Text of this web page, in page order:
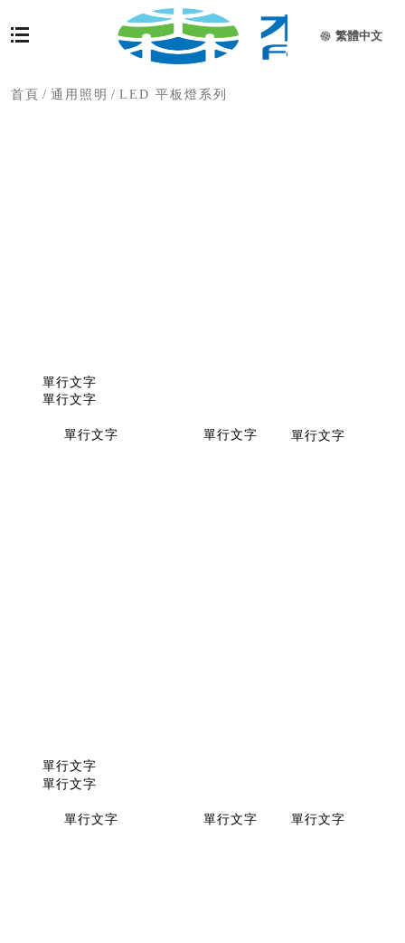
繁體中文
首頁 / 通用照明 / LED 平板燈系列
單行文字
單行文字 單行文字
單行文字
單行文字
單行文字
單行文字 單行文字
單行文字
單行文字